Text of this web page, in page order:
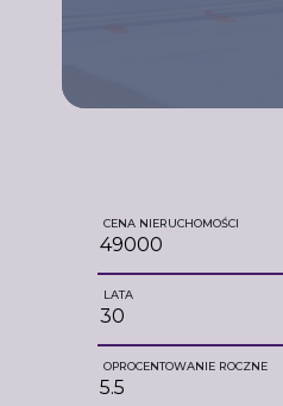
CENA NIERUCHOMOŚCI
LATA
OPROCENTOWANIE ROCZNE